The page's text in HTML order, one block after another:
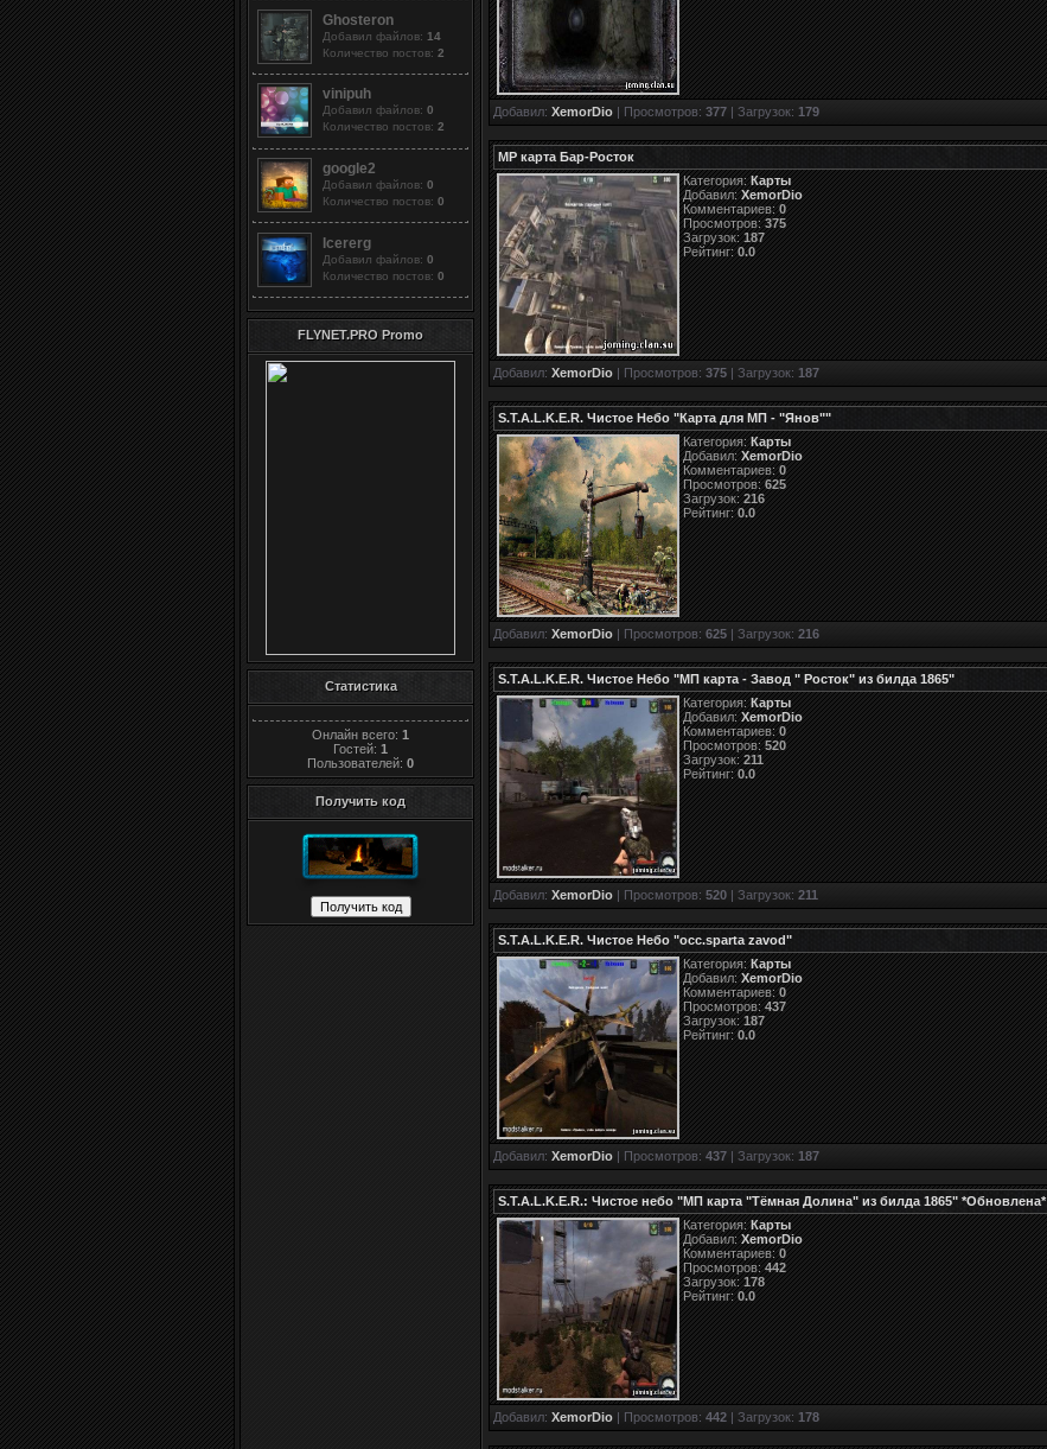
Ghosteron
Добавил файлов: 14
Количество постов: 2
vinipuh
Добавил файлов: 0
Количество постов: 2
google2
Добавил файлов: 0
Количество постов: 0
Icererg
Добавил файлов: 0
Количество постов: 0
FLYNET.PRO Promo
Статистика
Онлайн всего: 1
Гостей: 1
Пользователей: 0
Получить код
Добавил: XemorDio | Просмотров: 377 | Загрузок: 179
MP карта Бар-Росток
Категория:Карты
Добавил:XemorDio
Комментариев:0
Просмотров:375
Загрузок:187
Рейтинг:0.0
Добавил: XemorDio | Просмотров: 375 | Загрузок: 187
S.T.A.L.K.E.R. Чистое Небо "Карта для МП - "Янов""
Категория:Карты
Добавил:XemorDio
Комментариев:0
Просмотров:625
Загрузок:216
Рейтинг:0.0
Добавил: XemorDio | Просмотров: 625 | Загрузок: 216
S.T.A.L.K.E.R. Чистое Небо "МП карта - Завод " Росток" из билда 1865"
Категория:Карты
Добавил:XemorDio
Комментариев:0
Просмотров:520
Загрузок:211
Рейтинг:0.0
Добавил: XemorDio | Просмотров: 520 | Загрузок: 211
S.T.A.L.K.E.R. Чистое Небо "occ.sparta zavod"
Категория:Карты
Добавил:XemorDio
Комментариев:0
Просмотров:437
Загрузок:187
Рейтинг:0.0
Добавил: XemorDio | Просмотров: 437 | Загрузок: 187
S.T.A.L.K.E.R.: Чистое небо "МП карта "Тёмная Долина" из билда 1865" *Обновлена*
Категория:Карты
Добавил:XemorDio
Комментариев:0
Просмотров:442
Загрузок:178
Рейтинг:0.0
Добавил: XemorDio | Просмотров: 442 | Загрузок: 178